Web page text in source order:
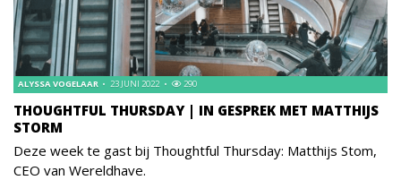
THOUGHTFUL THURSDAY | IN GESPREK MET MATTHIJS
STORM
ALYSSA VOGELAAR 23 JUNI 2022 290
Deze week te gast bij Thoughtful Thursday: Matthijs Stom,
CEO van Wereldhave.